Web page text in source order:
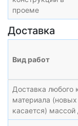
проеме
Доставка
Вид работ
Доставка любого
материала
касается) массой